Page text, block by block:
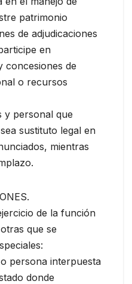
patrimonio
de adjudicaciones
en
concesiones de
o recursos
y personal que
sustituto legal en
mientras
de la función
que se
persona interpuesta
donde